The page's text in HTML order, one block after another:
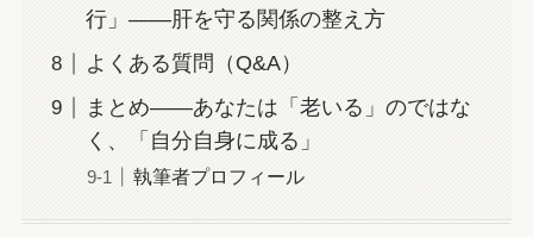
行」——肝を守る関係の整え方
よくある質問（Q&A）
まとめ——あなたは「老いる」のではな
く、「自分自身に成る」
執筆者プロフィール